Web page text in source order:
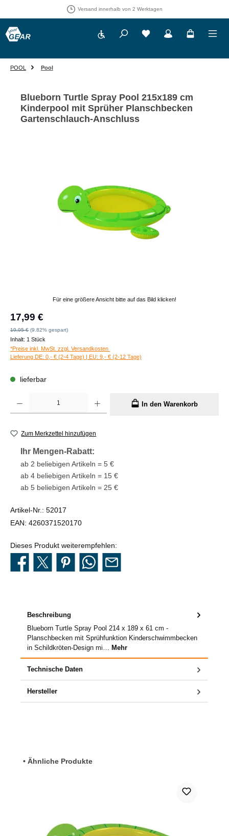
Versand innerhalb von 2 Werktagen
Werkzeugleiste anzeigenDu hast 0 Produkte auf
POOL Pool
Blueborn Turtle Spray Pool 215x189 cm
Kinderpool mit Sprüher Planschbecken
Gartenschlauch-Anschluss
Für eine größere Ansicht bitte auf das Bild klicken!
Verkaufspreis:
17,99 €
Regulärer Preis:
19,95 € (9.82% gespart)
Inhalt: 1 Stück
*Preise inkl. MwSt. zzgl. Versandkosten
Lieferung DE: 0,- € (2-4 Tage) | EU: 9,- € (2-12 Tage)
lieferbar
In den Warenkorb
Zum Merkzettel hinzufügen
Ihr Mengen-Rabatt:
ab 2 beliebigen Artikeln = 5 €
ab 4 beliebigen Artikeln = 15 €
ab 5 beliebigen Artikeln = 25 €
Artikel-Nr.: 52017
EAN: 4260371520170
Dieses Produkt weiterempfehlen:
Beschreibung
Blueborn Turtle Spray Pool 214 x 189 x 61 cm -
Planschbecken mit Sprühfunktion Kinderschwimmbecken
in Schildkröten-Design mi… Mehr
Technische Daten
Hersteller
Produktgalerie überspringen
• Ähnliche Produkte